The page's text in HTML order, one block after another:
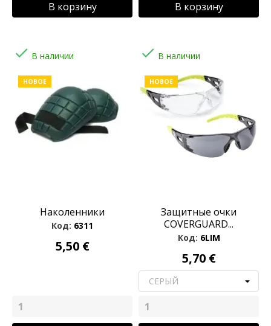
В корзину В корзину
 В наличии
НОВОЕ
Наколенники
Код: 6311
5,50 €
 В наличии
НОВОЕ
Защитные очки
COVERGUARD...
Код: 6LIM
5,70 €